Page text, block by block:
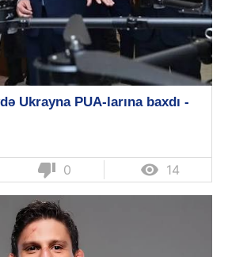
Ukrayna PUA-larına baxdı -
thumb_down 0  14